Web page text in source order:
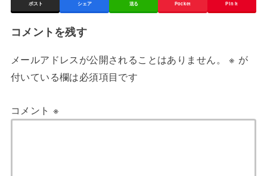
ポスト シェア 送る Pocket Pin it
コメントを残す
メールアドレスが公開されることはありません。 ※ が
付いている欄は必須項目です
コメント ※